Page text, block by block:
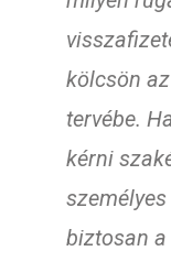
kölcsön
tervébe.
kérni
biztosan